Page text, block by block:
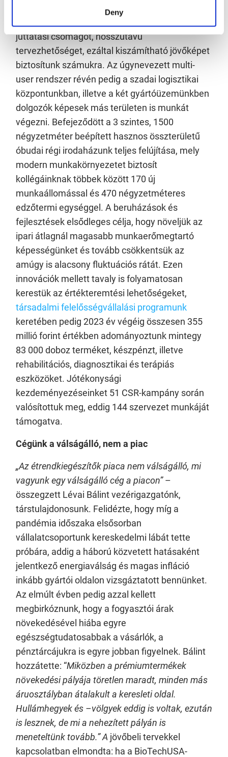
Deny
kihívásaira jól reagáltunk: kollégáink folyamatos
juttatási csomagot, hosszútávú
tervezhetőséget, ezáltal kiszámítható jövőképet
biztosítunk számukra. Az úgynevezett multi-
user rendszer révén pedig a szadai logisztikai
központunkban, illetve a két gyártóüzemünkben
dolgozók képesek más területen is munkát
végezni. Befejeződött a 3 szintes, 1500
négyzetméter beépített hasznos összterületű
óbudai régi irodaházunk teljes felújítása, mely
modern munkakörnyezetet biztosít
kollégáinknak többek között 170 új
munkaállomással és 470 négyzetméteres
edzőtermi egységgel. A beruházások és
fejlesztések elsődleges célja, hogy növeljük az
ipari átlagnál magasabb munkaerőmegtartó
képességünket és tovább csökkentsük az
amúgy is alacsony fluktuációs rátát. Ezen
innovációk mellett tavaly is folyamatosan
kerestük az értékteremtési lehetőségeket,
társadalmi felelősségvállalási programunk
keretében pedig 2023 év végéig összesen 355
millió forint értékben adományoztunk mintegy
83 000 doboz terméket, készpénzt, illetve
rehabilitációs, diagnosztikai és terápiás
eszközöket. Jótékonysági
kezdeményezéseinket 51 CSR-kampány során
valósítottuk meg, eddig 144 szervezet munkáját
támogatva.
Cégünk a válságálló, nem a piac
„Az étrendkiegészítők piaca nem válságálló, mi
vagyunk egy válságálló cég a piacon”–
összegzett Lévai Bálint vezérigazgatónk,
társtulajdonosunk. Felidézte, hogy míg a
pandémia időszaka elsősorban
vállalatcsoportunk kereskedelmi lábát tette
próbára, addig a háború közvetett hatásaként
jelentkező energiaválság és magas infláció
inkább gyártói oldalon vizsgáztatott bennünket.
Az elmúlt évben pedig azzal kellett
megbirkóznunk, hogy a fogyasztói árak
növekedésével hiába egyre
egészségtudatosabbak a vásárlók, a
pénztárcájukra is egyre jobban figyelnek. Bálint
hozzátette: “Miközben a prémiumtermékek
növekedési pályája töretlen maradt, minden más
áruosztályban átalakult a keresleti oldal.
Hullámhegyek és –völgyek eddig is voltak, ezután
is lesznek, de mi a nehezített pályán is
meneteltünk tovább.” A jövőbeli tervekkel
kapcsolatban elmondta: ha a BioTechUSA-